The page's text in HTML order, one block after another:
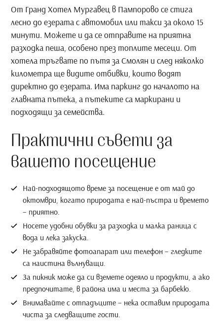
От Гранд Хотел Мургавец в Пампорово се стига
лесно до езерата с автомобил или такси за около 15
минути. Можете и да се отправите на приятна
разходка пеша, особено през топлите месеци. От
хотела тръгвате по пътя за Смолян и след няколко
километра ще видите отбивки, които водят
директно до езерата. Има паркинг до началото на
главната пътека, а пътеките са маркирани и
подходящи за семейства.
Практични съвети за
вашето посещение
Най-подходящото време за посещение е от май до
октомври, когато природата е най-пъстра и времето
– приятно.
Носете удобни обувки за разходка и малка раница с
вода и лека закуска.
Не забравяйте фотоапарат или телефон – гледките
са наистина вълнуващи.
За пикник може да си вземете одеяло и продукти, а ако
предпочитате, в района има и места за барбекю.
Внимавайте с отпадъците – нека оставим природата
чиста за следващите гости.